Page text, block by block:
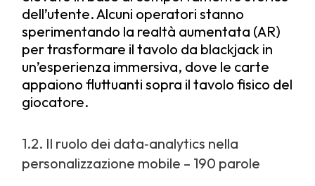
dell’utente. Alcuni operatori stanno
sperimentando la realtà aumentata (AR)
per trasformare il tavolo da blackjack in
un’esperienza immersiva, dove le carte
appaiono fluttuanti sopra il tavolo fisico del
giocatore.
1.2. Il ruolo dei data‑analytics nella
personalizzazione mobile – 190 parole